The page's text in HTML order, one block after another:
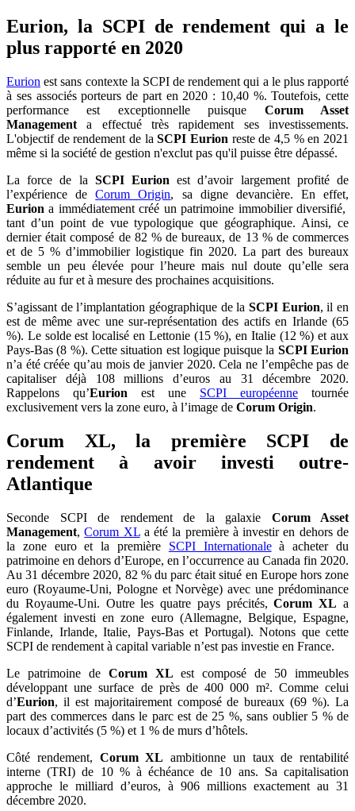
Eurion, la SCPI de rendement qui a le
plus rapporté en 2020
Eurion est sans contexte la SCPI de rendement qui a le plus rapporté
à ses associés porteurs de part en 2020 : 10,40 %. Toutefois, cette
performance est exceptionnelle puisque Corum Asset
Management a effectué très rapidement ses investissements.
L'objectif de rendement de laSCPI Eurion reste de 4,5 % en 2021
même si la société de gestion n'exclut pas qu'il puisse être dépassé.
La force de la SCPI Eurion est d’avoir largement profité de
l’expérience deCorum Origin, sa digne devancière. En effet,
Eurion a immédiatement créé un patrimoine immobilier diversifié,
tant d’un point de vue typologique que géographique. Ainsi, ce
dernier était composé de 82 % de bureaux, de 13 % de commerces
et de 5 % d’immobilier logistique fin 2020. La part des bureaux
semble un peu élevée pour l’heure mais nul doute qu’elle sera
réduite au fur et à mesure des prochaines acquisitions.
S’agissant de l’implantation géographique de la SCPI Eurion, il en
est de même avec une sur-représentation des actifs en Irlande (65
%). Le solde est localisé en Lettonie (15 %), en Italie (12 %) et aux
Pays-Bas (8 %). Cette situation est logique puisque la SCPI Eurion
n’a été créée qu’au mois de janvier 2020. Cela ne l’empêche pas de
capitaliser déjà 108 millions d’euros au 31 décembre 2020.
Rappelons qu’Eurion est une SCPI européenne tournée
exclusivement vers la zone euro, à l’image de Corum Origin.
Corum XL, la première SCPI de
rendement à avoir investi outre-
Atlantique
Seconde SCPI de rendement de la galaxie Corum Asset
Management,Corum XLa été la première à investir en dehors de
la zone euro et la première SCPI Internationaleà acheter du
patrimoine en dehors d’Europe, en l’occurrence au Canada fin 2020.
Au 31 décembre 2020, 82 % du parc était situé en Europe hors zone
euro (Royaume-Uni, Pologne et Norvège) avec une prédominance
du Royaume-Uni. Outre les quatre pays précités,Corum XL a
également investi en zone euro (Allemagne, Belgique, Espagne,
Finlande, Irlande, Italie, Pays-Bas et Portugal). Notons que cette
SCPI de rendement à capital variable n’est pas investie en France.
Le patrimoine de Corum XL est composé de 50 immeubles
développant une surface de près de 400 000 m². Comme celui
d’Eurion, il est majoritairement composé de bureaux (69 %). La
part des commerces dans le parc est de 25 %, sans oublier 5 % de
locaux d’activités (5 %) et 1 % de murs d’hôtels.
Côté rendement, Corum XL ambitionne un taux de rentabilité
interne (TRI) de 10 % à échéance de 10 ans. Sa capitalisation
approche le milliard d’euros, à 906 millions exactement au 31
décembre 2020.